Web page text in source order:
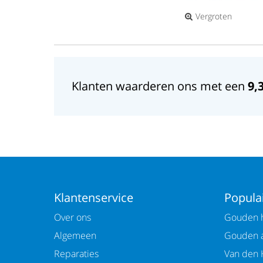
Vergroten
Klanten waarderen ons met een
Klantenservice
Over ons
Algemeen
Reparaties
Gouden
Gouden
Van den